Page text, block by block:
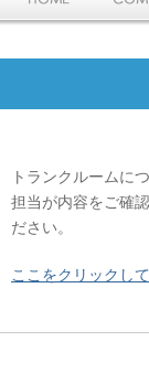
お客様のビジネスチ
廃棄食用油をバイオ
少数のグループから
ハトのマークでおな
トランクルームに
担当が内容をご確
ださい。
ここをクリックし